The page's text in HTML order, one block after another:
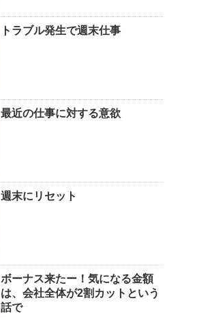
トラブル発生で週末仕事
最近の仕事に対する意欲
週末にリセット
ボーナス来たー！気になる金額
は、会社全体が2割カットという
話で